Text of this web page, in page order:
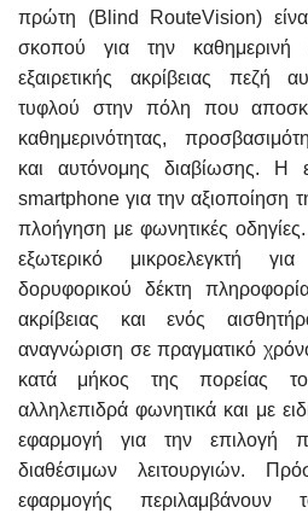
πρώτη (Blind RouteVision)
σκοπού για την καθημερινή
εξαιρετικής ακρίβειας πεζή
τυφλού στην πόλη που
καθημερινότητας,
και αυτόνομης διαβίωσης. Η
smartphone για την αξιοποίηση
πλοήγηση με φωνητικές
εξωτερικό μικροελεγκτή
δορυφορικού δέκτη
ακρίβειας και ενός
αναγνώριση σε πραγματικό
κατά μήκος της πορείας
αλληλεπιδρά φωνητικά και με
εφαρμογή για την επιλογή
διαθέσιμων λειτουργιών.
εφαρμογής περιλαμβάνουν